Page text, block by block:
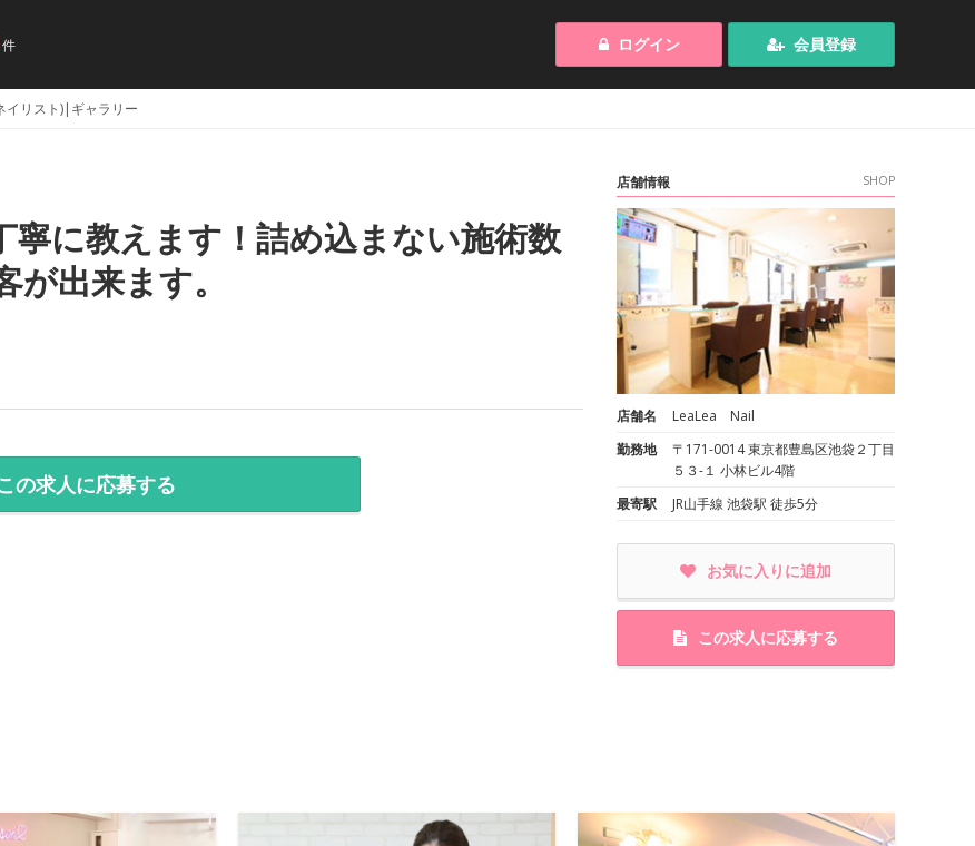
件 ログイン 会員登録
リスト)|ギャラリー
寧に教えます！詰め込まない施術数
出来ます。
の求人に応募する
店舗情報 SHOP
店舗名
LeaLea Nail
勤務地
〒171-0014 東京都豊島区池袋２丁目
５３-１ 小林ビル4階
最寄駅
JR山手線 池袋駅 徒歩5分
お気に入りに追加
この求人に応募する